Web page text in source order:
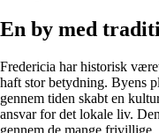
En by med
Fredericia har historisk
haft stor betydning. Byens
gennem tiden skabt en
ansvar for det lokale liv.
gennem de mange